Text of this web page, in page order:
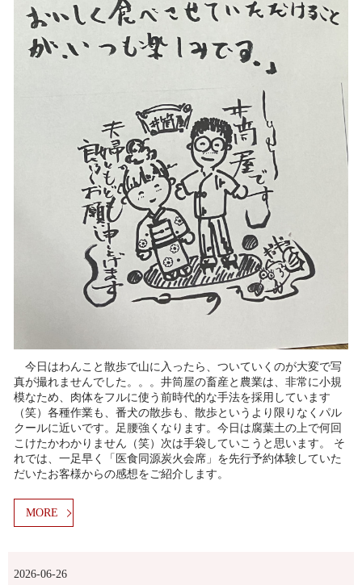
今日はわんこと散歩で山に入ったら、ついていくのが大変で写
真が撮れませんでした。。。井筒屋の畜産と農業は、非常に小規
模なため、肉体をフルに使う前時代的な手法を採用しています
（笑）各種作業も、番犬の散歩も、散歩というより限りなくパル
クールに近いです。足腰強くなります。今日は腐葉土の上で何回
こけたかわかりません（笑）次は手袋していこうと思います。 そ
れでは、一足早く「医食同源炭火会席」を先行予約体験していた
だいたお客様からの感想をご紹介します。
MORE
2026-06-26